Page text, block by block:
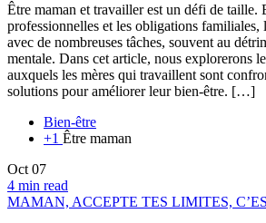
Être maman et travailler est un défi de taille.
professionnelles et les obligations familiales,
avec de nombreuses tâches, souvent au
mentale. Dans cet article, nous explorerons
auxquels les mères qui travaillent sont
solutions pour améliorer leur bien-être. […]
Bien-être
+1 Être maman
Oct 07
4 min read
MAMAN, ACCEPTE TES LIMITES,